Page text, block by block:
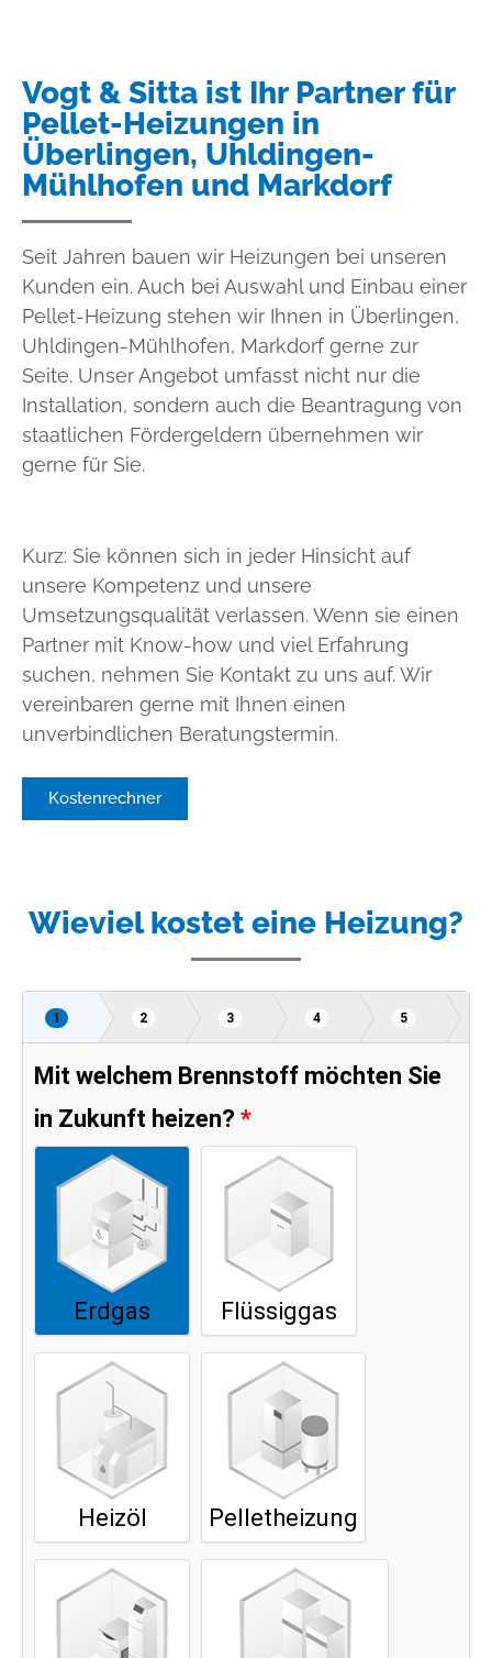
Vogt & Sitta ist Ihr Partner für
Pellet-Heizungen in
Überlingen, Uhldingen-
Mühlhofen und Markdorf
Seit Jahren bauen wir Heizungen bei unseren
Kunden ein. Auch bei Auswahl und Einbau einer
Pellet-Heizung stehen wir Ihnen in Überlingen,
Uhldingen-Mühlhofen, Markdorf gerne zur
Seite. Unser Angebot umfasst nicht nur die
Installation, sondern auch die Beantragung von
staatlichen Fördergeldern übernehmen wir
gerne für Sie.
Kurz: Sie können sich in jeder Hinsicht auf
unsere Kompetenz und unsere
Umsetzungsqualität verlassen. Wenn sie einen
Partner mit Know-how und viel Erfahrung
suchen, nehmen Sie Kontakt zu uns auf. Wir
vereinbaren gerne mit Ihnen einen
unverbindlichen Beratungstermin.
Kostenrechner
Wieviel kostet eine Heizung?